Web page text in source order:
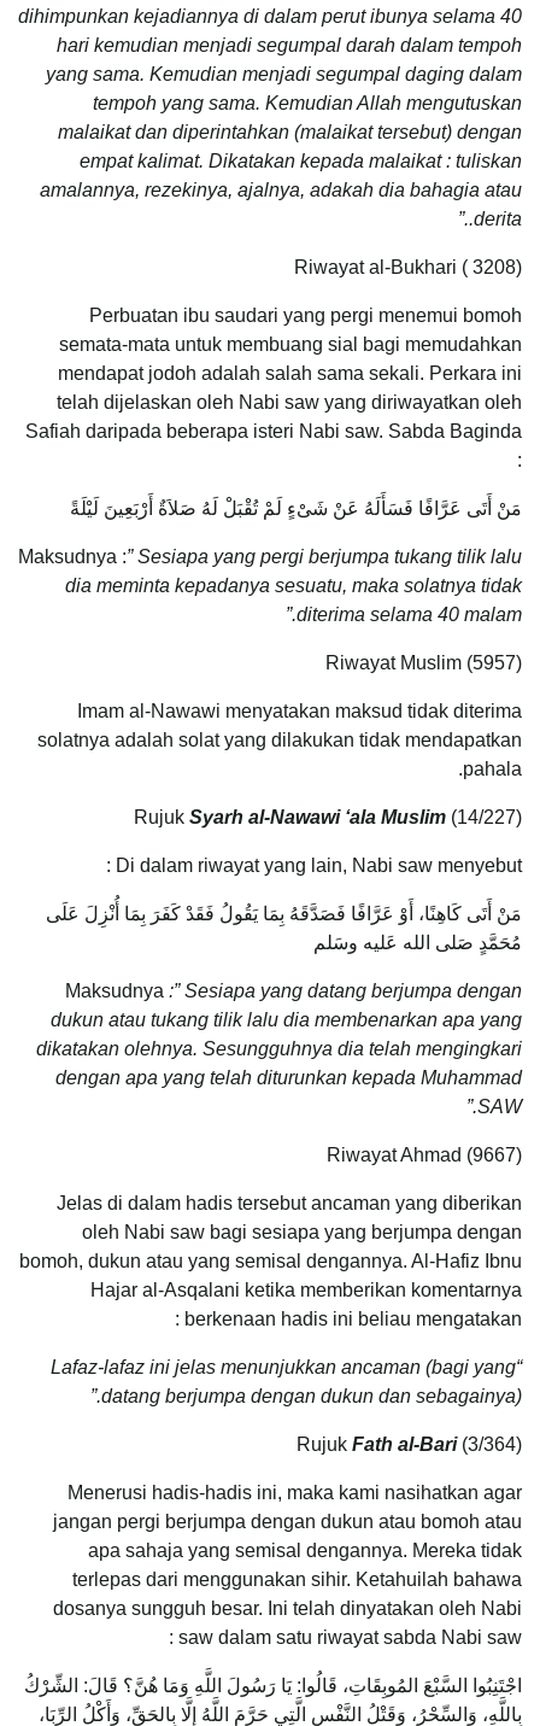
dihimpunkan kejadiannya di dalam perut ibunya selama 40
hari kemudian menjadi segumpal darah dalam tempoh
yang sama. Kemudian menjadi segumpal daging dalam
tempoh yang sama. Kemudian Allah mengutuskan
malaikat dan diperintahkan (malaikat tersebut) dengan
empat kalimat. Dikatakan kepada malaikat : tuliskan
amalannya, rezekinya, ajalnya, adakah dia bahagia atau
derita..”
Riwayat al-Bukhari ( 3208)
Perbuatan ibu saudari yang pergi menemui bomoh
semata-mata untuk membuang sial bagi memudahkan
mendapat jodoh adalah salah sama sekali. Perkara ini
telah dijelaskan oleh Nabi saw yang diriwayatkan oleh
Safiah daripada beberapa isteri Nabi saw. Sabda Baginda
:
مَنْ أَتَى عَرَّافًا فَسَأَلَهُ عَنْ شَىْءٍ لَمْ تُقْبَلْ لَهُ صَلاَةٌ أَرْبَعِينَ لَيْلَةً
Maksudnya :” Sesiapa yang pergi berjumpa tukang tilik lalu
dia meminta kepadanya sesuatu, maka solatnya tidak
diterima selama 40 malam.”
Riwayat Muslim (5957)
Imam al-Nawawi menyatakan maksud tidak diterima
solatnya adalah solat yang dilakukan tidak mendapatkan
pahala.
Rujuk Syarh al-Nawawi ‘ala Muslim (14/227)
Di dalam riwayat yang lain, Nabi saw menyebut :
مَنْ أَتَى كَاهِنًا، أَوْ عَرَّافًا فَصَدَّقَهُ بِمَا يَقُولُ فَقَدْ كَفَرَ بِمَا أُنْزِلَ عَلَى
مُحَمَّدٍ صَلى الله عَليه وسَلم
Maksudnya :” Sesiapa yang datang berjumpa dengan
dukun atau tukang tilik lalu dia membenarkan apa yang
dikatakan olehnya. Sesungguhnya dia telah mengingkari
dengan apa yang telah diturunkan kepada Muhammad
SAW.”
Riwayat Ahmad (9667)
Jelas di dalam hadis tersebut ancaman yang diberikan
oleh Nabi saw bagi sesiapa yang berjumpa dengan
bomoh, dukun atau yang semisal dengannya. Al-Hafiz Ibnu
Hajar al-Asqalani ketika memberikan komentarnya
berkenaan hadis ini beliau mengatakan :
“Lafaz-lafaz ini jelas menunjukkan ancaman (bagi yang
datang berjumpa dengan dukun dan sebagainya).”
Rujuk Fath al-Bari(3/364)
Menerusi hadis-hadis ini, maka kami nasihatkan agar
jangan pergi berjumpa dengan dukun atau bomoh atau
apa sahaja yang semisal dengannya. Mereka tidak
terlepas dari menggunakan sihir. Ketahuilah bahawa
dosanya sungguh besar. Ini telah dinyatakan oleh Nabi
saw dalam satu riwayat sabda Nabi saw :
اجْتَنِبُوا السَّبْعَ المُوبِقَاتِ، قَالُوا: يَا رَسُولَ اللَّهِ وَمَا هُنَّ؟ قَالَ: الشِّرْكُ
بِاللَّهِ، وَالسِّحْرُ، وَقَتْلُ النَّفْسِ الَّتِي حَرَّمَ اللَّهُ إِلَّا بِالحَقِّ، وَأَكْلُ الرِّبَا،